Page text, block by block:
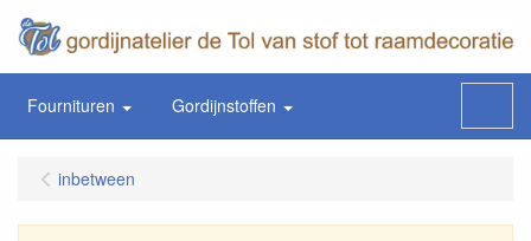
Fournituren Gordijnstoffen
inbetween